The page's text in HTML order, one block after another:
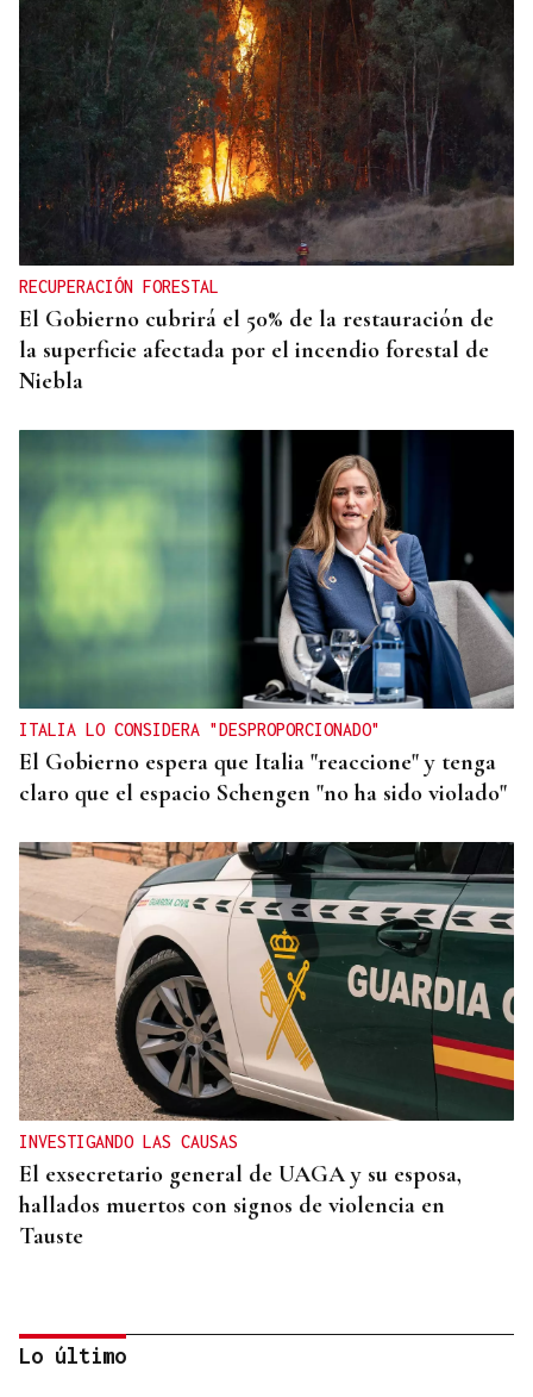
RECUPERACIÓN FORESTAL
El Gobierno cubrirá el 50% de la restauración de
la superficie afectada por el incendio forestal de
Niebla
ITALIA LO CONSIDERA "DESPROPORCIONADO"
El Gobierno espera que Italia "reaccione" y tenga
claro que el espacio Schengen "no ha sido violado"
INVESTIGANDO LAS CAUSAS
El exsecretario general de UAGA y su esposa,
hallados muertos con signos de violencia en
Tauste
Lo último